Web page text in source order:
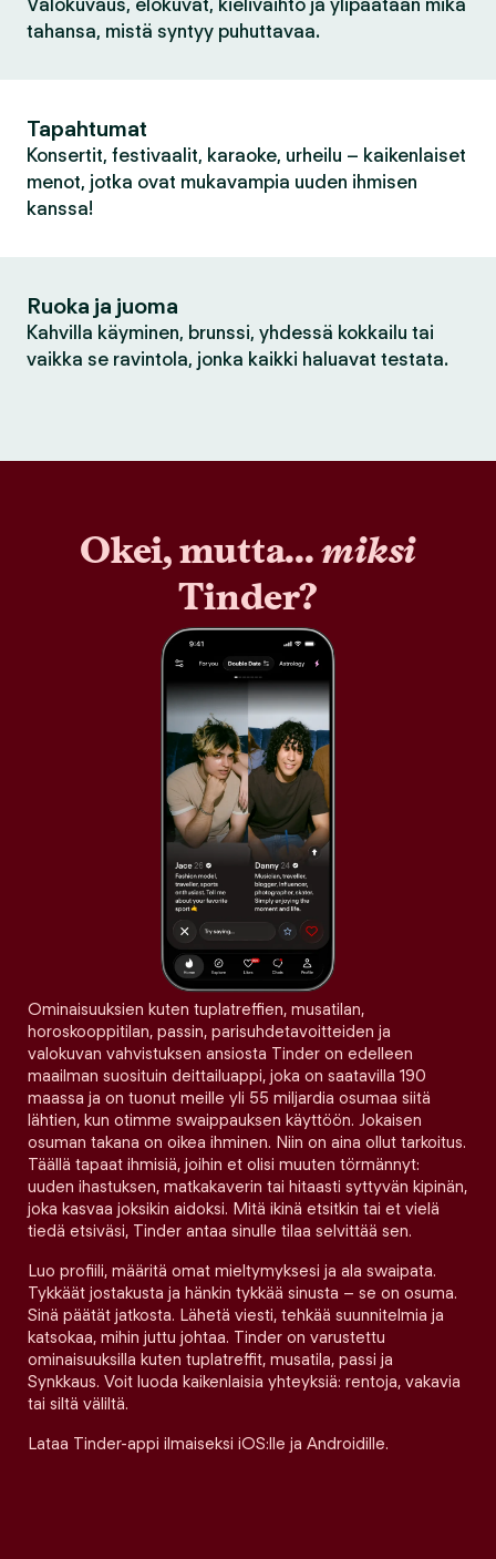
Valokuvaus, elokuvat, kielivaihto ja ylipäätään mikä
tahansa, mistä syntyy puhuttavaa.
Tapahtumat
Konsertit, festivaalit, karaoke, urheilu – kaikenlaiset
menot, jotka ovat mukavampia uuden ihmisen
kanssa!
Ruoka ja juoma
Kahvilla käyminen, brunssi, yhdessä kokkailu tai
vaikka se ravintola, jonka kaikki haluavat testata.
Okei, mutta...miksi
Tinder?
Ominaisuuksien kuten tuplatreffien, musatilan,
horoskooppitilan, passin, parisuhdetavoitteiden ja
valokuvan vahvistuksen ansiosta Tinder on edelleen
maailman suosituin deittailuappi, joka on saatavilla 190
maassa ja on tuonut meille yli 55 miljardia osumaa siitä
lähtien, kun otimme swaippauksen käyttöön. Jokaisen
osuman takana on oikea ihminen. Niin on aina ollut tarkoitus.
Täällä tapaat ihmisiä, joihin et olisi muuten törmännyt:
uuden ihastuksen, matkakaverin tai hitaasti syttyvän kipinän,
joka kasvaa joksikin aidoksi. Mitä ikinä etsitkin tai et vielä
tiedä etsiväsi, Tinder antaa sinulle tilaa selvittää sen.
Luo profiili, määritä omat mieltymyksesi ja ala swaipata.
Tykkäät jostakusta ja hänkin tykkää sinusta – se on osuma.
Sinä päätät jatkosta. Lähetä viesti, tehkää suunnitelmia ja
katsokaa, mihin juttu johtaa. Tinder on varustettu
ominaisuuksilla kuten tuplatreffit, musatila, passi ja
Synkkaus. Voit luoda kaikenlaisia yhteyksiä: rentoja, vakavia
tai siltä väliltä.
Lataa Tinder-appi ilmaiseksi iOS:lle ja Androidille.